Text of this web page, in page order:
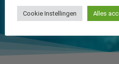
Cookie Instellingen Alles